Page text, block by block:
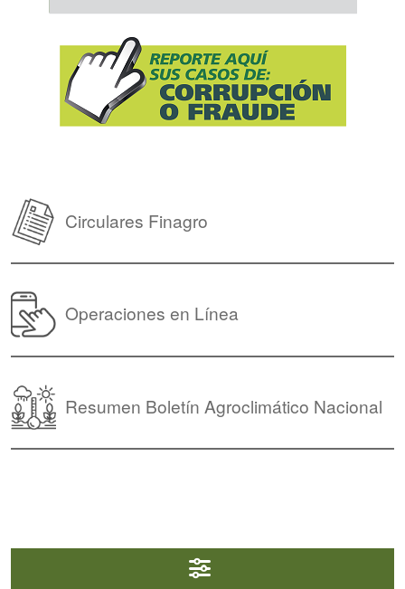
Circulares Finagro
Operaciones en Línea
Resumen Boletín Agroclimático Nacional